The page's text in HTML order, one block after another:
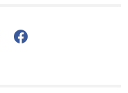
facebook